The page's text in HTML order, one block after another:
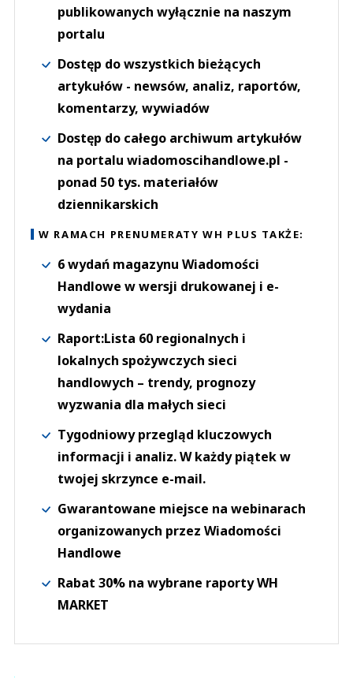
publikowanych wyłącznie na naszym
portalu
Dostęp do wszystkich bieżących
artykułów - newsów, analiz, raportów,
komentarzy, wywiadów
Dostęp do całego archiwum artykułów
na portalu wiadomoscihandlowe.pl -
ponad 50 tys. materiałów
dziennikarskich
W RAMACH PRENUMERATY WH PLUS TAKŻE:
6 wydań magazynu Wiadomości
Handlowe w wersji drukowanej i e-
wydania
Raport:Lista 60 regionalnych i
lokalnych spożywczych sieci
handlowych – trendy, prognozy
wyzwania dla małych sieci
Tygodniowy przegląd kluczowych
informacji i analiz. W każdy piątek w
twojej skrzynce e-mail.
Gwarantowane miejsce na webinarach
organizowanych przez Wiadomości
Handlowe
Rabat 30% na wybrane raporty WH
MARKET